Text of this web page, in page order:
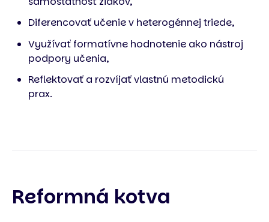
Diferencovať učenie v heterogénnej triede,
Využívať formatívne hodnotenie ako nástroj
podpory učenia,
Reflektovať a rozvíjať vlastnú metodickú
prax.
Reformná kotva